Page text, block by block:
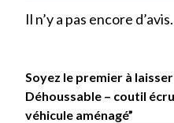
Il n’y a pas encore d’avis.
Soyez le premier à
Déhoussable – coutil
véhicule aménagé”